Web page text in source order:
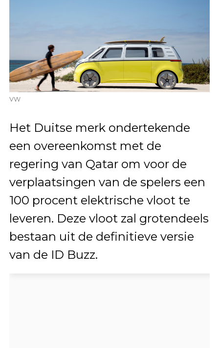
VW
Het Duitse merk ondertekende
een overeenkomst met de
regering van Qatar om voor de
verplaatsingen van de spelers een
100 procent elektrische vloot te
leveren. Deze vloot zal grotendeels
bestaan uit de definitieve versie
van de ID Buzz.